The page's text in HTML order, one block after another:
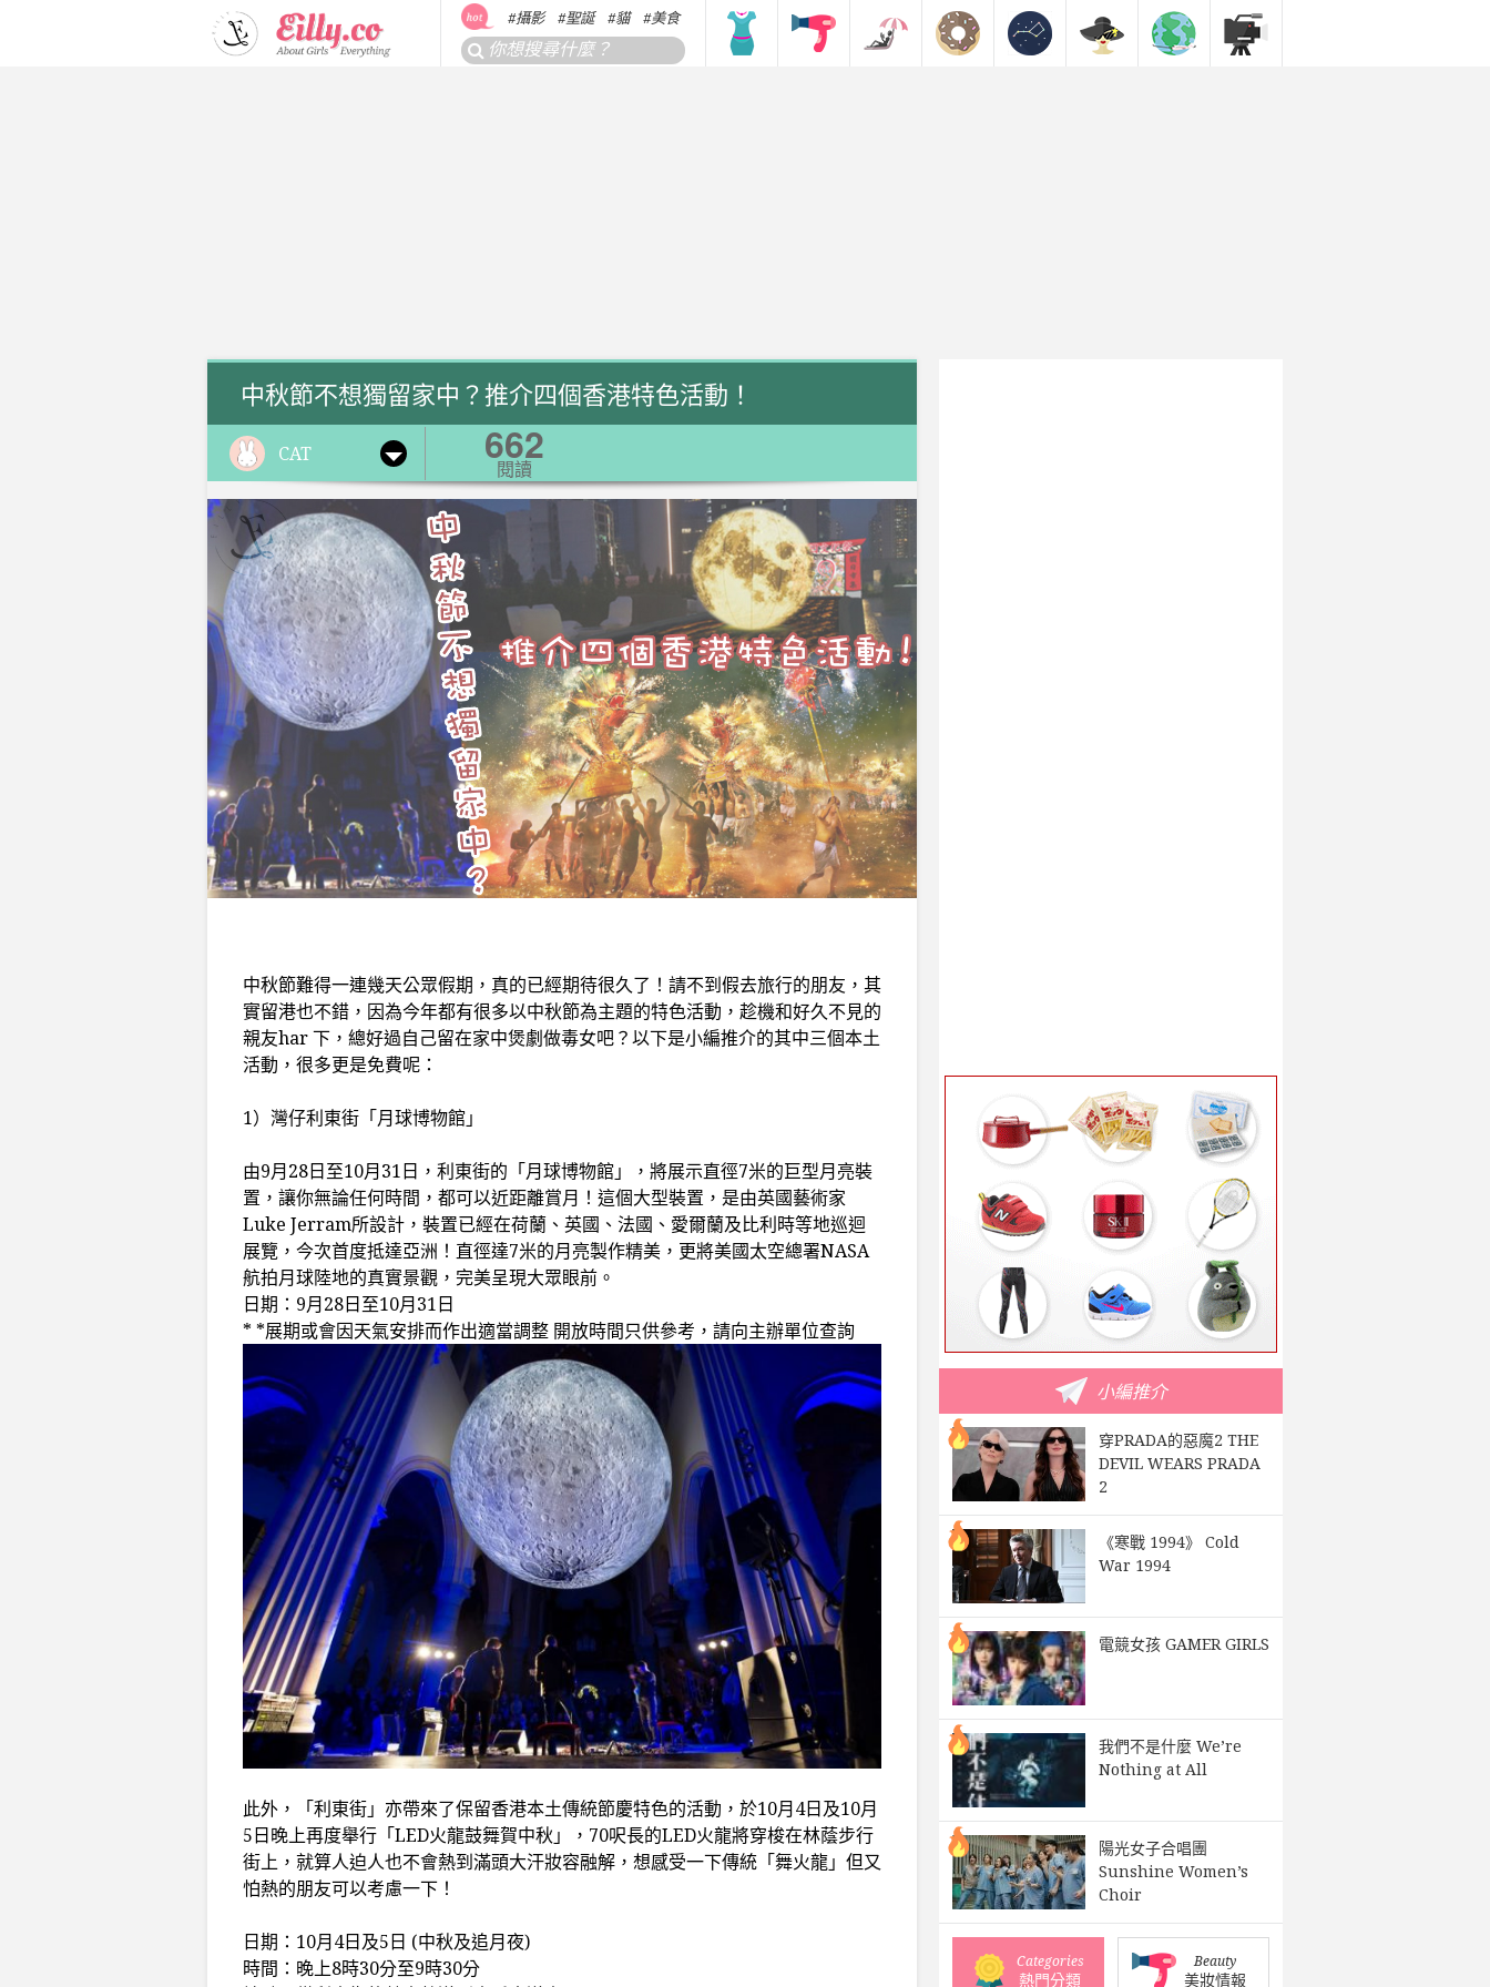
攝影 聖誕 貓 美食 搞笑 香港 韓國
搜
中秋節不想獨留家中？推介四個香港特色活動！
CAT 662
閱讀
中秋節難得一連幾天公眾假期，真的已經期待很久了！請不到假去旅行的朋友，其
實留港也不錯，因為今年都有很多以中秋節為主題的特色活動，趁機和好久不見的
親友har 下，總好過自己留在家中煲劇做毒女吧？以下是小編推介的其中三個本土
活動，很多更是免費呢：
1）灣仔利東街「月球博物館」
由9月28日至10月31日，利東街的「月球博物館」，將展示直徑7米的巨型月亮裝
置，讓你無論任何時間，都可以近距離賞月！這個大型裝置，是由英國藝術家
Luke Jerram所設計，裝置已經在荷蘭、英國、法國、愛爾蘭及比利時等地巡迴
展覽，今次首度抵達亞洲！直徑達7米的月亮製作精美，更將美國太空總署NASA
航拍月球陸地的真實景觀，完美呈現大眾眼前。
日期：9月28日至10月31日
* *展期或會因天氣安排而作出適當調整 開放時間只供參考，請向主辦單位查詢
此外，「利東街」亦帶來了保留香港本土傳統節慶特色的活動，於10月4日及10月
5日晚上再度舉行「LED火龍鼓舞賀中秋」，70呎長的LED火龍將穿梭在林蔭步行
街上，就算人迫人也不會熱到滿頭大汗妝容融解，想感受一下傳統「舞火龍」但又
怕熱的朋友可以考慮一下！
日期：10月4日及5日 (中秋及追月夜)
時間：晚上8時30分至9時30分
小編推介
穿PRADA的惡魔2 THE
DEVIL WEARS PRADA
2
《寒戰 1994》 Cold
War 1994
電競女孩 GAMER GIRLS
我們不是什麼 We’re
Nothing at All
陽光女子合唱團
Sunshine Women’s
Choir
Categories
熱門分類
Beauty
美妝情報